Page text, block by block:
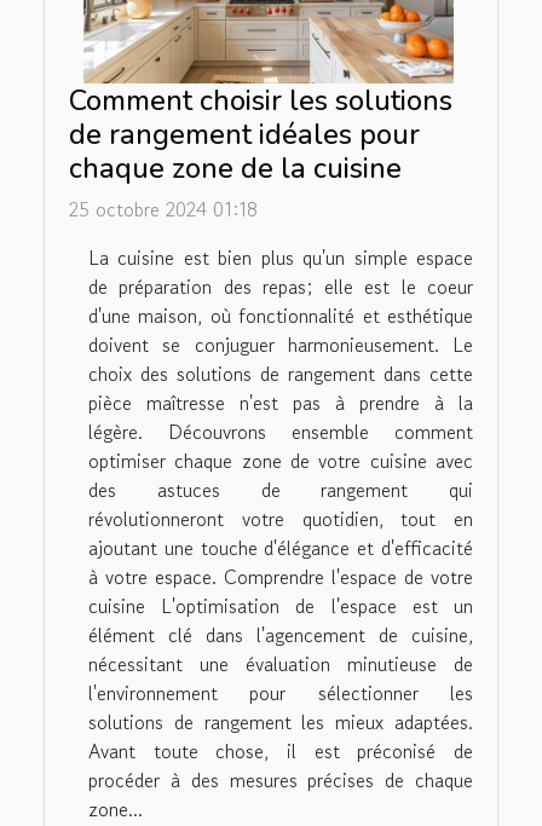
Comment choisir les solutions
de rangement idéales pour
chaque zone de la cuisine
25 octobre 2024 01:18
La cuisine est bien plus qu'un simple espace
de préparation des repas; elle est le coeur
d'une maison, où fonctionnalité et esthétique
doivent se conjuguer harmonieusement. Le
choix des solutions de rangement dans cette
pièce maîtresse n'est pas à prendre à la
légère. Découvrons ensemble comment
optimiser chaque zone de votre cuisine avec
des astuces de rangement qui
révolutionneront votre quotidien, tout en
ajoutant une touche d'élégance et d'efficacité
à votre espace. Comprendre l'espace de votre
cuisine L'optimisation de l'espace est un
élément clé dans l'agencement de cuisine,
nécessitant une évaluation minutieuse de
l'environnement pour sélectionner les
solutions de rangement les mieux adaptées.
Avant toute chose, il est préconisé de
procéder à des mesures précises de chaque
zone...